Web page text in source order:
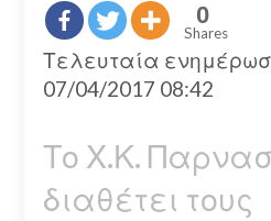
0
Shares
Τελευταία
07/04/2017 08:42
Το Χ.Κ.
διαθέτει τους